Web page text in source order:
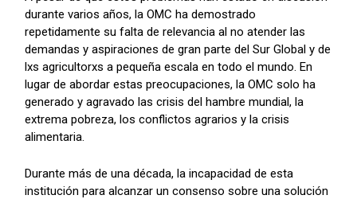
durante varios años, la OMC ha demostrado
repetidamente su falta de relevancia al no atender las
demandas y aspiraciones de gran parte del Sur Global y de
lxs agricultorxs a pequeña escala en todo el mundo. En
lugar de abordar estas preocupaciones, la OMC solo ha
generado y agravado las crisis del hambre mundial, la
extrema pobreza, los conflictos agrarios y la crisis
alimentaria.
Durante más de una década, la incapacidad de esta
institución para alcanzar un consenso sobre una solución